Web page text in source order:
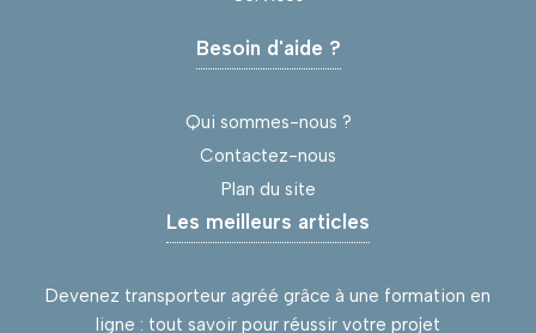
Besoin d'aide ?
Qui sommes-nous ?
Contactez-nous
Plan du site
Les meilleurs articles
Devenez transporteur agréé grâce à une formation en
ligne : tout savoir pour réussir votre projet